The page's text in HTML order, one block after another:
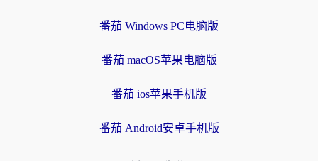
番茄 Windows PC电脑版
番茄 macOS苹果电脑版
番茄 ios苹果手机版
番茄 Android安卓手机版